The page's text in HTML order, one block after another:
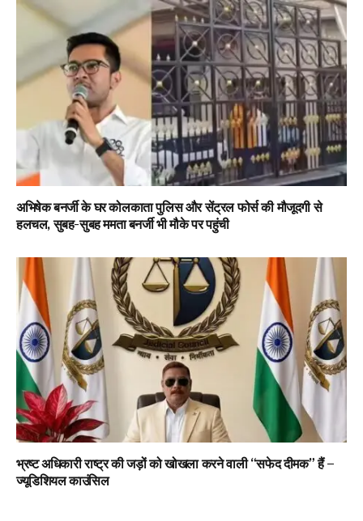
अभिषेक बनर्जी के घर कोलकाता पुलिस और सेंट्रल फोर्स की मौजूदगी से
हलचल, सुबह-सुबह ममता बनर्जी भी मौके पर पहुंची
भ्रष्ट अधिकारी राष्ट्र की जड़ों को खोखला करने वाली “सफेद दीमक” हैं –
ज्यूडिशियल काउंसिल